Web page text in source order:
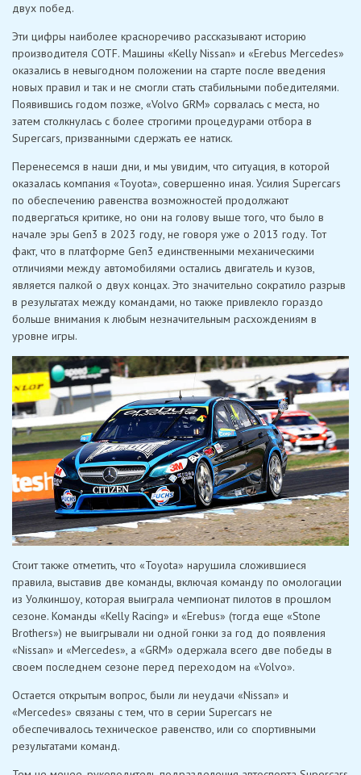
двух побед.
Эти цифры наиболее красноречиво рассказывают историю
производителя COTF. Машины «Kelly Nissan» и «Erebus Mercedes»
оказались в невыгодном положении на старте после введения
новых правил и так и не смогли стать стабильными победителями.
Появившись годом позже, «Volvo GRM» сорвалась с места, но
затем столкнулась с более строгими процедурами отбора в
Supercars, призванными сдержать ее натиск.
Перенесемся в наши дни, и мы увидим, что ситуация, в которой
оказалась компания «Toyota», совершенно иная. Усилия Supercars
по обеспечению равенства возможностей продолжают
подвергаться критике, но они на голову выше того, что было в
начале эры Gen3 в 2023 году, не говоря уже о 2013 году. Тот
факт, что в платформе Gen3 единственными механическими
отличиями между автомобилями остались двигатель и кузов,
является палкой о двух концах. Это значительно сократило разрыв
в результатах между командами, но также привлекло гораздо
больше внимания к любым незначительным расхождениям в
уровне игры.
Стоит также отметить, что «Toyota» нарушила сложившиеся
правила, выставив две команды, включая команду по омологации
из Уолкиншоу, которая выиграла чемпионат пилотов в прошлом
сезоне. Команды «Kelly Racing» и «Erebus» (тогда еще «Stone
Brothers») не выигрывали ни одной гонки за год до появления
«Nissan» и «Mercedes», а «GRM» одержала всего две победы в
своем последнем сезоне перед переходом на «Volvo».
Остается открытым вопрос, были ли неудачи «Nissan» и
«Mercedes» связаны с тем, что в серии Supercars не
обеспечивалось техническое равенство, или со спортивными
результатами команд.